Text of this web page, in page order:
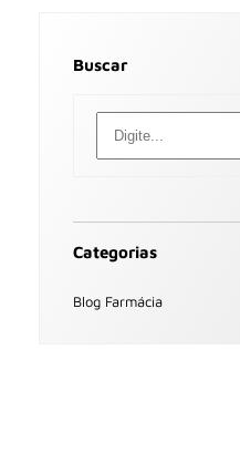
Buscar
Categorias
Blog Farmácia